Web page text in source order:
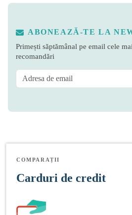
ABONEAZĂ-TE LA
Primești săptămânal pe email cele
recomandări
COMPARAȚII
Carduri de credit